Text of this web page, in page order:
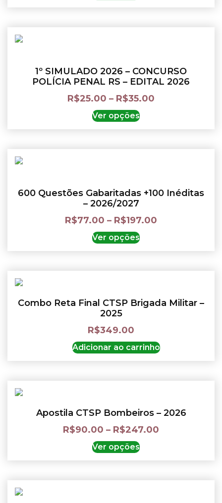
1º SIMULADO 2026 – CONCURSO
POLÍCIA PENAL RS – EDITAL 2026
R$25.00 – R$35.00
Ver opções
600 Questões Gabaritadas +100 Inéditas
– 2026/2027
R$77.00 – R$197.00
Ver opções
Combo Reta Final CTSP Brigada Militar –
2025
R$349.00
Adicionar ao carrinho
Apostila CTSP Bombeiros – 2026
R$90.00 – R$247.00
Ver opções